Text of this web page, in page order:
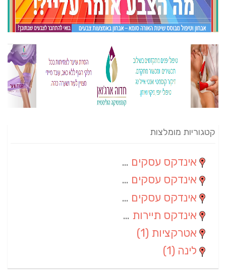
קטגוריות מומלצות
אינדקס עסקים מרחבי
אינדקס עסקים ארצי
אינדקס עסקים מקומי
אינדקס תיירות ארצי
אטרקציות (1)
לינה (1)